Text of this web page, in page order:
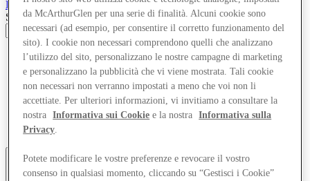
ProvenceDesigner Outlet
Search input
Negozi
Offerte
Pianifica la tua visita
Mangia e Bevi
Cosa c'è in programma
Servizi
Gift Card
Altro
da McArthurGlen per una serie di finalità. Alcuni cookie sono
necessari (ad esempio, per consentire il corretto funzionamento del
sito). I cookie non necessari comprendono quelli che analizzano
l’utilizzo del sito, personalizzano le nostre campagne di marketing
e personalizzano la pubblicità che vi viene mostrata. Tali cookie
non necessari non verranno impostati a meno che voi non li
accettiate. Per ulteriori informazioni, vi invitiamo a consultare la
nostra
Informativa sui Cookie e la nostra
Informativa sulla
Privacy
Potete modificare le vostre preferenze e revocare il vostro
consenso in qualsiasi momento, cliccando su “Gestisci i Cookie”